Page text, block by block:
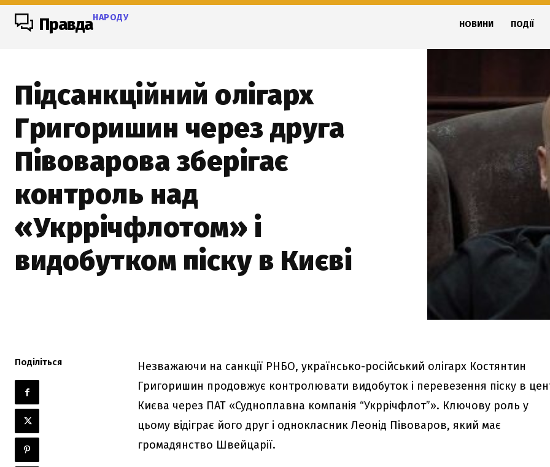
ПравдаНАРОДУ
НОВИНИ ПОДІЇ
Підсанкційний олігарх
Григоришин через друга
Півоварова зберігає
контроль над
«Укррічфлотом» і
видобутком піску в Києві
Поділіться
Незважаючи на санкції РНБО, українсько-російський олігарх Костянтин
Григоришин продовжує контролювати видобуток і перевезення піску в
Києва через ПАТ «Судноплавна компанія “Укррічфлот”». Ключову роль у
цьому відіграє його друг і однокласник Леонід Півоваров, який має
громадянство Швейцарії.